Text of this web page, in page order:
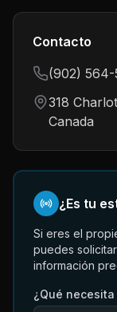
Contacto
(902) 564-
318
Canada
¿Es tu
Si eres el
puedes
información
¿Qué